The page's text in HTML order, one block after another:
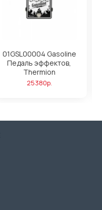
01GSL00004 Gasoline
Педаль эффектов,
Thermion
25380р.